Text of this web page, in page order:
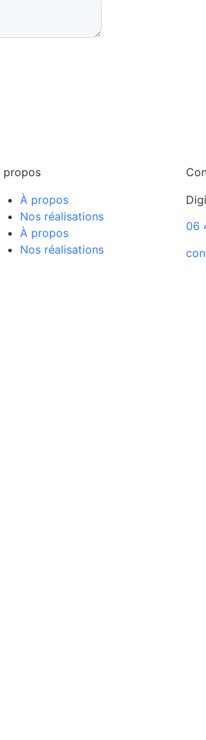
propos
À propos
Nos réalisations
À propos
Nos réalisations
06